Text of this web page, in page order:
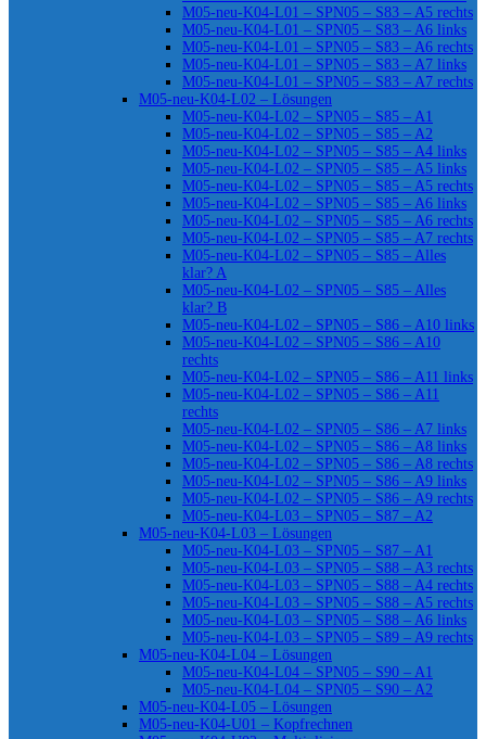
M05-neu-K04-L01 – SPN05 – S83 – A5 rechts
M05-neu-K04-L01 – SPN05 – S83 – A6 links
M05-neu-K04-L01 – SPN05 – S83 – A6 rechts
M05-neu-K04-L01 – SPN05 – S83 – A7 links
M05-neu-K04-L01 – SPN05 – S83 – A7 rechts
M05-neu-K04-L02 – Lösungen
M05-neu-K04-L02 – SPN05 – S85 – A1
M05-neu-K04-L02 – SPN05 – S85 – A2
M05-neu-K04-L02 – SPN05 – S85 – A4 links
M05-neu-K04-L02 – SPN05 – S85 – A5 links
M05-neu-K04-L02 – SPN05 – S85 – A5 rechts
M05-neu-K04-L02 – SPN05 – S85 – A6 links
M05-neu-K04-L02 – SPN05 – S85 – A6 rechts
M05-neu-K04-L02 – SPN05 – S85 – A7 rechts
M05-neu-K04-L02 – SPN05 – S85 – Alles
klar? A
M05-neu-K04-L02 – SPN05 – S85 – Alles
klar? B
M05-neu-K04-L02 – SPN05 – S86 – A10 links
M05-neu-K04-L02 – SPN05 – S86 – A10
rechts
M05-neu-K04-L02 – SPN05 – S86 – A11 links
M05-neu-K04-L02 – SPN05 – S86 – A11
rechts
M05-neu-K04-L02 – SPN05 – S86 – A7 links
M05-neu-K04-L02 – SPN05 – S86 – A8 links
M05-neu-K04-L02 – SPN05 – S86 – A8 rechts
M05-neu-K04-L02 – SPN05 – S86 – A9 links
M05-neu-K04-L02 – SPN05 – S86 – A9 rechts
M05-neu-K04-L03 – SPN05 – S87 – A2
M05-neu-K04-L03 – Lösungen
M05-neu-K04-L03 – SPN05 – S87 – A1
M05-neu-K04-L03 – SPN05 – S88 – A3 rechts
M05-neu-K04-L03 – SPN05 – S88 – A4 rechts
M05-neu-K04-L03 – SPN05 – S88 – A5 rechts
M05-neu-K04-L03 – SPN05 – S88 – A6 links
M05-neu-K04-L03 – SPN05 – S89 – A9 rechts
M05-neu-K04-L04 – Lösungen
M05-neu-K04-L04 – SPN05 – S90 – A1
M05-neu-K04-L04 – SPN05 – S90 – A2
M05-neu-K04-L05 – Lösungen
M05-neu-K04-U01 – Kopfrechnen